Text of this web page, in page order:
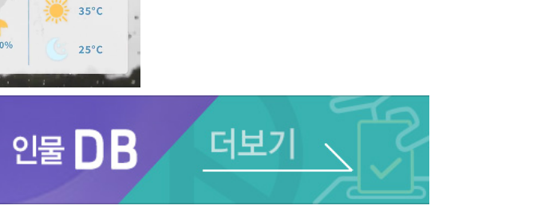
Unmute